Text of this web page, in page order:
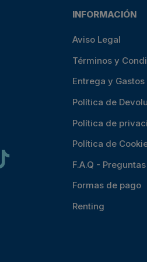
INFORMACIÓN
Aviso Legal
Términos y
Entrega y
Política de
Política de
Política de
F.A.Q -
Formas de pago
Renting